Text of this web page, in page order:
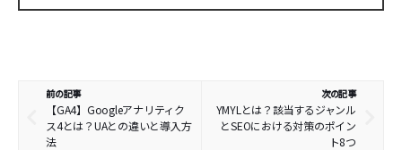
前の記事
【GA4】Googleアナリティク
ス4とは？UAとの違いと導入方
法
次の記事
YMYLとは？該当するジャンル
とSEOにおける対策のポイン
ト8つ